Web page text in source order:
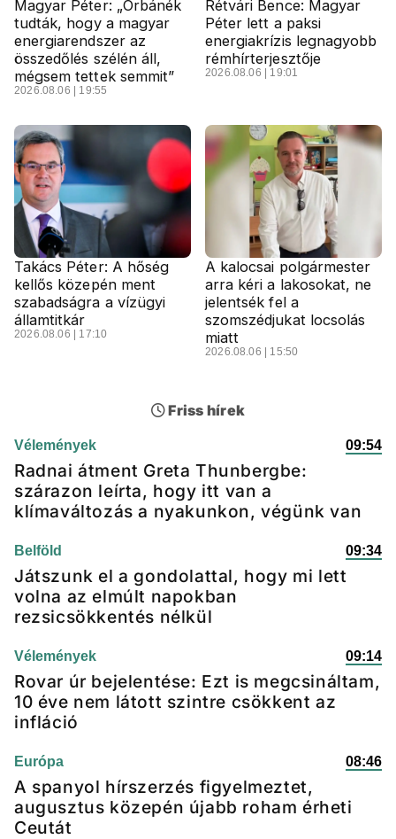
Magyar Péter: „Orbánék
tudták, hogy a magyar
energiarendszer az
összedőlés szélén áll,
mégsem tettek semmit”
2026.08.06 | 19:55
Rétvári Bence: Magyar
Péter lett a paksi
energiakrízis legnagyobb
rémhírterjesztője
2026.08.06 | 19:01
Takács Péter: A hőség
kellős közepén ment
szabadságra a vízügyi
államtitkár
2026.08.06 | 17:10
A kalocsai polgármester
arra kéri a lakosokat, ne
jelentsék fel a
szomszédjukat locsolás
miatt
2026.08.06 | 15:50
Friss hírek
Vélemények 09:54
Radnai átment Greta Thunbergbe:
szárazon leírta, hogy itt van a
klímaváltozás a nyakunkon, végünk van
Belföld 09:34
Játszunk el a gondolattal, hogy mi lett
volna az elmúlt napokban
rezsicsökkentés nélkül
Vélemények 09:14
Rovar úr bejelentése: Ezt is megcsináltam,
10 éve nem látott szintre csökkent az
infláció
Európa 08:46
A spanyol hírszerzés figyelmeztet,
augusztus közepén újabb roham érheti
Ceutát